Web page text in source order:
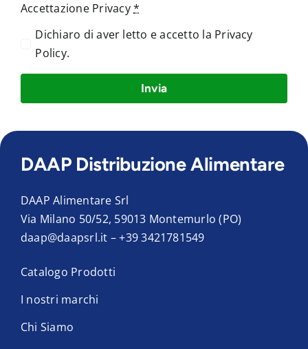
Accettazione Privacy*
Dichiaro di aver letto e accetto la Privacy
Policy.
Invia
DAAP Distribuzione Alimentare
DAAP Alimentare Srl
Via Milano 50/52, 59013 Montemurlo (PO)
daap@daapsrl.it –+39 3421781549
Catalogo Prodotti
I nostri marchi
Chi Siamo